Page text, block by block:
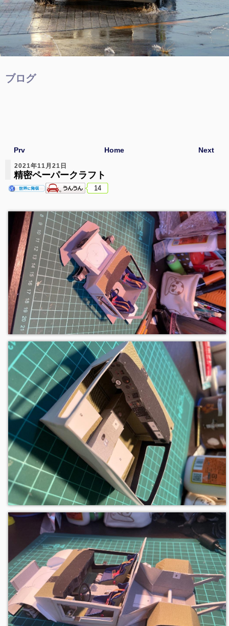
ブログ
Next
Prv Home
2021年11月21日
精密ペーパークラフト
14